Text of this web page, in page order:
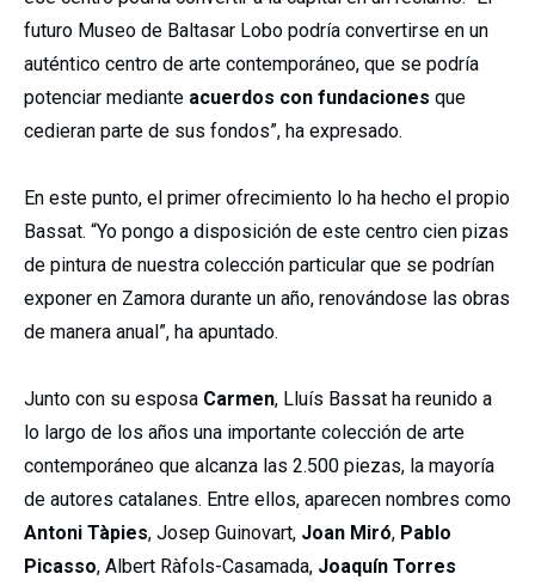
futuro Museo de Baltasar Lobo podría convertirse en un
auténtico centro de arte contemporáneo, que se podría
potenciar mediante acuerdos con fundaciones que
cedieran parte de sus fondos”, ha expresado.
En este punto, el primer ofrecimiento lo ha hecho el propio
Bassat. “Yo pongo a disposición de este centro cien pizas
de pintura de nuestra colección particular que se podrían
exponer en Zamora durante un año, renovándose las obras
de manera anual”, ha apuntado.
Junto con su esposa Carmen, Lluís Bassat ha reunido a
lo largo de los años una importante colección de arte
contemporáneo que alcanza las 2.500 piezas, la mayoría
de autores catalanes. Entre ellos, aparecen nombres como
Antoni Tàpies, Josep Guinovart, Joan Miró, Pablo
Picasso, Albert Ràfols-Casamada, Joaquín Torres